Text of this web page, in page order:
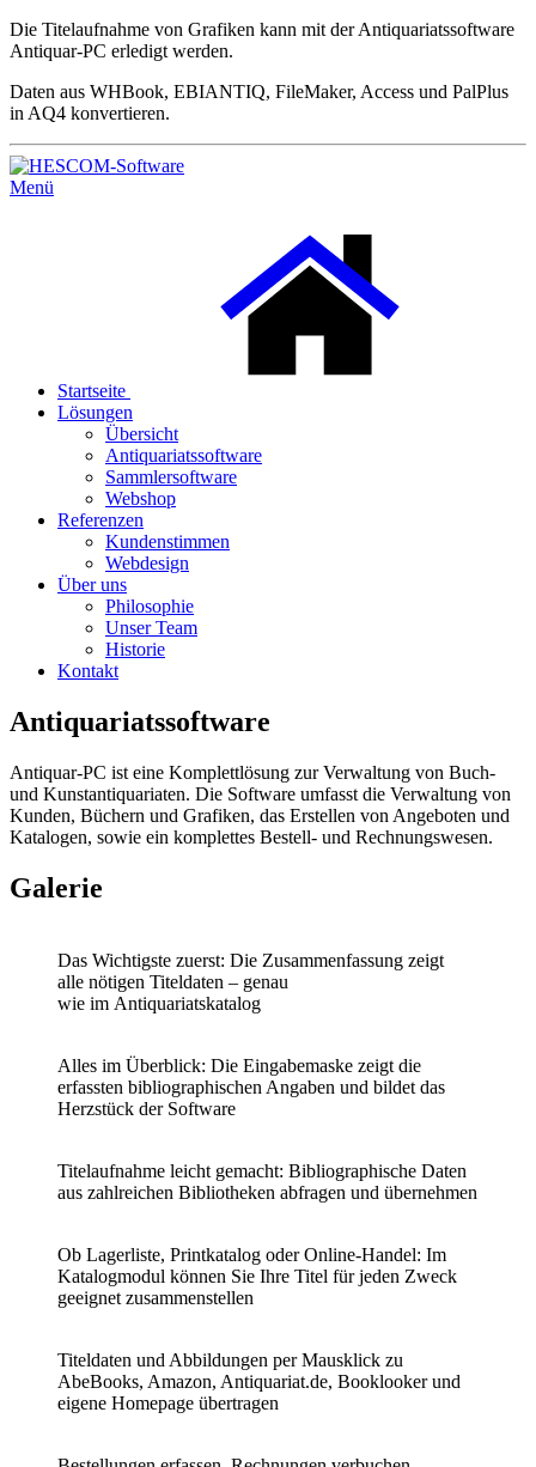
Die Titelaufnahme von Grafiken kann mit der Antiquariatssoftware
Antiquar-PC erledigt werden.
Daten aus WHBook, EBIANTIQ, FileMaker, Access und PalPlus
in AQ4 konvertieren.
Menü
Startseite
Lösungen
Übersicht
Antiquariatssoftware
Sammlersoftware
Webshop
Referenzen
Kundenstimmen
Webdesign
Über uns
Philosophie
Unser Team
Historie
Kontakt
Antiquariats­software
Antiquar-PC ist eine Komplettlösung zur Verwaltung von Buch-
und Kunstantiquariaten. Die Software umfasst die Verwaltung von
Kunden, Büchern und Grafiken, das Erstellen von Angeboten und
Katalogen, sowie ein komplettes Bestell- und Rechnungswesen.
Galerie
Das Wichtigste zuerst: Die Zusammenfassung zeigt
alle nötigen Titeldaten – genau
wie im Antiquariatskatalog
Alles im Überblick: Die Eingabemaske zeigt die
erfassten bibliographischen Angaben und bildet das
Herzstück der Software
Titelaufnahme leicht gemacht: Bibliographische Daten
aus zahlreichen Bibliotheken abfragen und übernehmen
Ob Lagerliste, Printkatalog oder Online-Handel: Im
Katalogmodul können Sie Ihre Titel für jeden Zweck
geeignet zusammenstellen
Titeldaten und Abbildungen per Mausklick zu
AbeBooks, Amazon, Antiquariat.de, Booklooker und
eigene Homepage übertragen